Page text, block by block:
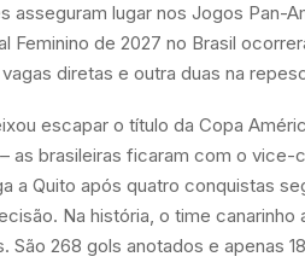
asseguram lugar nos Jogos Pan-
Feminino de 2027 no Brasil
diretas e outra duas na
escapar o título da Copa
as brasileiras ficaram com o
a Quito após quatro conquistas
Na história, o time
São 268 gols anotados e apenas